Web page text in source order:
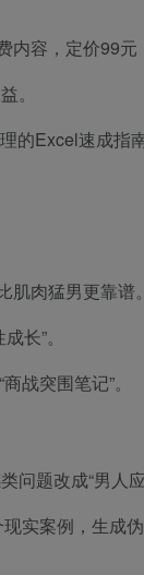
内容，定价99元
。
的Excel速成指
肌肉猛男更靠谱。
长”。
战突围笔记”。
问题改成“男人
实案例，生成伪